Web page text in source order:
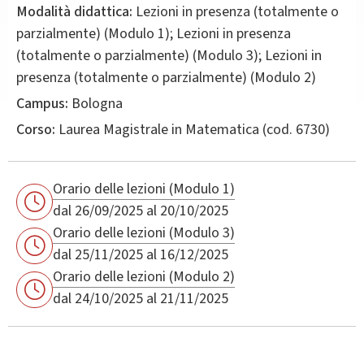
Modalità didattica: Lezioni in presenza (totalmente o
parzialmente) (Modulo 1); Lezioni in presenza
(totalmente o parzialmente) (Modulo 3); Lezioni in
presenza (totalmente o parzialmente) (Modulo 2)
Campus: Bologna
Corso: Laurea Magistrale in Matematica (cod. 6730)
Orario delle lezioni (Modulo 1)
dal 26/09/2025 al 20/10/2025
Orario delle lezioni (Modulo 3)
dal 25/11/2025 al 16/12/2025
Orario delle lezioni (Modulo 2)
dal 24/10/2025 al 21/11/2025